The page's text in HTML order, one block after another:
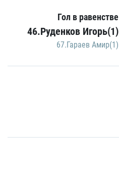
Гол в равенстве
46.Руденков Игорь(1)
67.Гараев Амир(1)